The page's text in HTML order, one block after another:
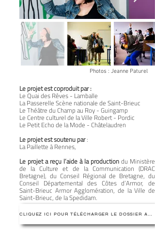
Photos : Jeanne Paturel
Le projet est coproduit par :
Le Quai des Rêves - Lamballe
La Passerelle Scène nationale de Saint-Brieuc
Le Théâtre du Champ au Roy - Guingamp
Le Centre culturel de la Ville Robert - Pordic
Le Petit Echo de la Mode - Châtelaudren
Le projet est soutenu par:
La Paillette à Rennes,
Le projet a reçu l’aide à la productiondu Ministère
de la Culture et de la Communication (DRAC
Bretagne), du Conseil Régional de Bretagne, du
Conseil Départemental des Côtes d’Armor, de
Saint-Brieuc Armor Agglomération, de la Ville de
Saint-Brieuc, de la Spedidam.
CLIQUEZ ICI POUR TÉLÉCHARGER LE DOSSIER ARTISTIQUE